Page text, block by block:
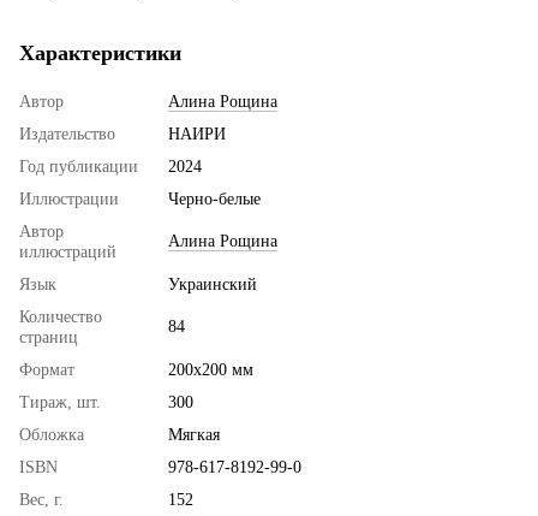
Характеристики
Автор
Алина Рощина
Издательство
НАИРИ
Год публикации
2024
Иллюстрации
Черно-белые
Автор
иллюстраций
Алина Рощина
Язык
Украинский
Количество
страниц
84
Формат
200х200 мм
Тираж, шт.
300
Обложка
Мягкая
ISBN
978-617-8192-99-0
Вес, г.
152